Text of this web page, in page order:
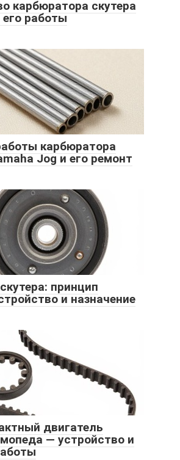
карбюратора скутера
работы
карбюратора
Jog и его ремонт
принцип
и назначение
двигатель
— устройство и